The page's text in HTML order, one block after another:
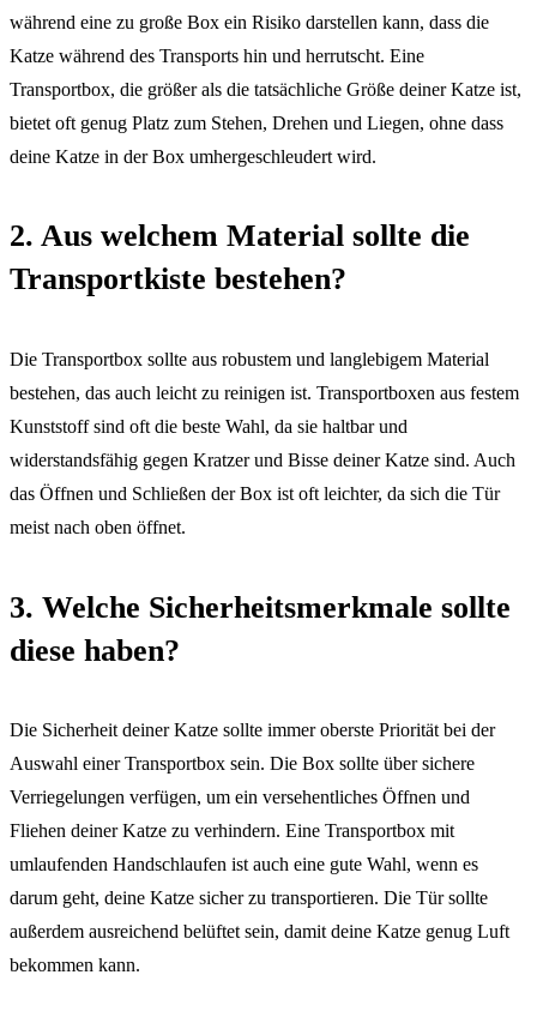
während eine zu große Box ein Risiko darstellen kann, dass die
Katze während des Transports hin und herrutscht. Eine
Transportbox, die größer als die tatsächliche Größe deiner Katze ist,
bietet oft genug Platz zum Stehen, Drehen und Liegen, ohne dass
deine Katze in der Box umhergeschleudert wird.
2. Aus welchem Material sollte die
Transportkiste bestehen?
Die Transportbox sollte aus robustem und langlebigem Material
bestehen, das auch leicht zu reinigen ist. Transportboxen aus festem
Kunststoff sind oft die beste Wahl, da sie haltbar und
widerstandsfähig gegen Kratzer und Bisse deiner Katze sind. Auch
das Öffnen und Schließen der Box ist oft leichter, da sich die Tür
meist nach oben öffnet.
3. Welche Sicherheitsmerkmale sollte
diese haben?
Die Sicherheit deiner Katze sollte immer oberste Priorität bei der
Auswahl einer Transportbox sein. Die Box sollte über sichere
Verriegelungen verfügen, um ein versehentliches Öffnen und
Fliehen deiner Katze zu verhindern. Eine Transportbox mit
umlaufenden Handschlaufen ist auch eine gute Wahl, wenn es
darum geht, deine Katze sicher zu transportieren. Die Tür sollte
außerdem ausreichend belüftet sein, damit deine Katze genug Luft
bekommen kann.